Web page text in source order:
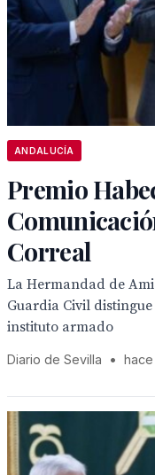
ANDALUCÍA
Premio
Correal
La Hermandad de
Guardia Civil
instituto armado
Diario de Sevilla •